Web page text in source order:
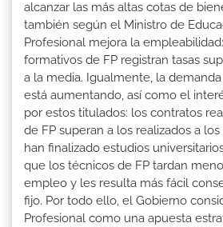
alcanzar las más altas cotas de
también según el Ministro de
Profesional mejora la
formativos de FP registran tasas
a la media. Igualmente, la
está aumentando, así como el
por estos titulados: los contratos
de FP superan a los realizados a
han finalizado estudios
que los técnicos de FP tardan
empleo y les resulta más fácil
fijo. Por todo ello, el Gobierno
Profesional como una apuesta